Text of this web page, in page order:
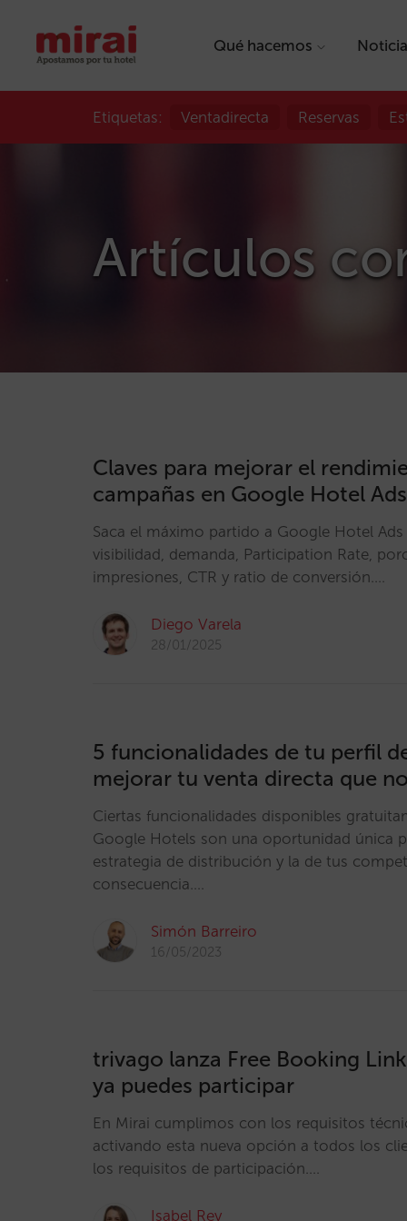
Qué hacemos
Etiquetas: Ventadirecta Reservas
Artículos
Claves para mejorar el
campañas en Google Hotel
Saca el máximo partido a Google Hotel
visibilidad, demanda, Participation Rate,
impresiones, CTR y ratio de conversión.…
Diego Varela
28/01/2025
5 funcionalidades de tu perfil
mejorar tu venta directa que
Ciertas funcionalidades disponibles
Google Hotels son una oportunidad única
estrategia de distribución y la de tus
consecuencia.…
Simón Barreiro
16/05/2023
trivago lanza Free Booking
ya puedes participar
En Mirai cumplimos con los requisitos
activando esta nueva opción a todos los
los requisitos de participación.…
Isabel Rey